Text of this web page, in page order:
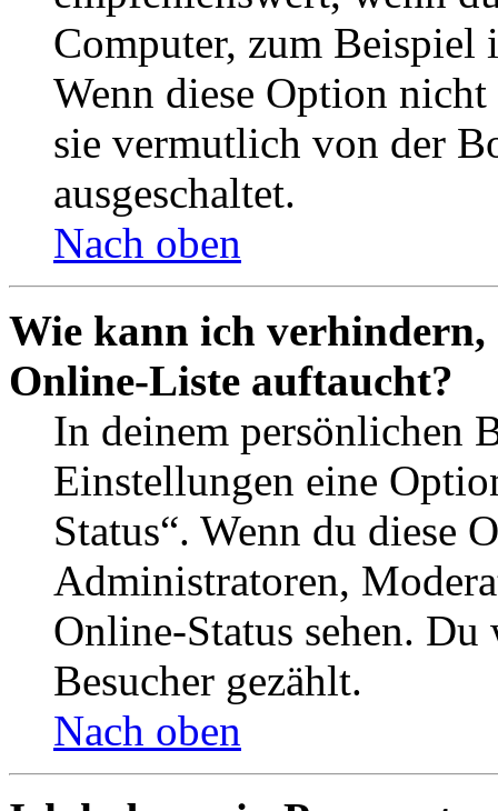
Computer, zum Beispiel
Wenn diese Option
sie vermutlich von der
ausgeschaltet.
Nach oben
Wie kann ich verhindern,
Online-Liste auftaucht?
In deinem persönlichen
Einstellungen eine
Status“. Wenn du diese
Administratoren,
Online-Status sehen.
Besucher gezählt.
Nach oben